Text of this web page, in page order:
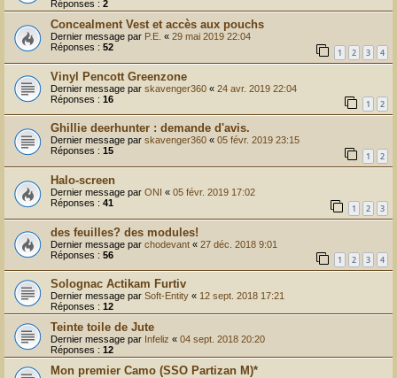
Réponses : 2
Concealment Vest et accès aux pouchs
Dernier message par P.E. « 29 mai 2019 22:04
Réponses : 52 1 2 3 4
Vinyl Pencott Greenzone
Dernier message par skavenger360 « 24 avr. 2019 22:04
Réponses : 16 1 2
Ghillie deerhunter : demande d'avis.
Dernier message par skavenger360 « 05 févr. 2019 23:15
Réponses : 15 1 2
Halo-screen
Dernier message par ONI « 05 févr. 2019 17:02
Réponses : 41 1 2 3
des feuilles? des modules!
Dernier message par chodevant « 27 déc. 2018 9:01
Réponses : 56 1 2 3 4
Solognac Actikam Furtiv
Dernier message par Soft-Entity « 12 sept. 2018 17:21
Réponses : 12
Teinte toile de Jute
Dernier message par Infeliz « 04 sept. 2018 20:20
Réponses : 12
Mon premier Camo (SSO Partizan M)*